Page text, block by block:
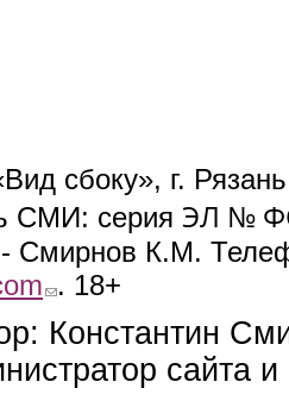
сбоку», г.
СМИ: серия ЭЛ №
- Смирнов К.М.
(link sends e-mail)
. 18+
Константин
сайта